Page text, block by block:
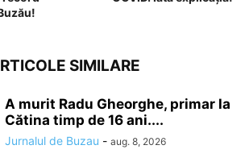
SIMILARE
A murit Radu Gheorghe, primar la
Cătina timp de 16 ani....
Jurnalul de Buzau - aug. 8, 2026